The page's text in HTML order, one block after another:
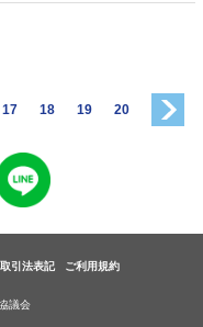
17 18 19 20
引法表記 ご利用規約
議会